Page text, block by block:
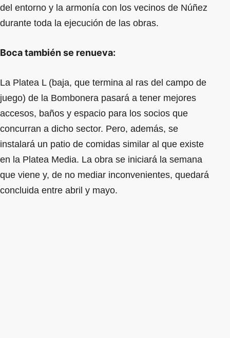
del entorno y la armonía con los vecinos de Núñez
durante toda la ejecución de las obras.
Boca también se renueva:
La Platea L (baja, que termina al ras del campo de
juego) de la Bombonera pasará a tener mejores
accesos, baños y espacio para los socios que
concurran a dicho sector. Pero, además, se
instalará un patio de comidas similar al que existe
en la Platea Media. La obra se iniciará la semana
que viene y, de no mediar inconvenientes, quedará
concluida entre abril y mayo.